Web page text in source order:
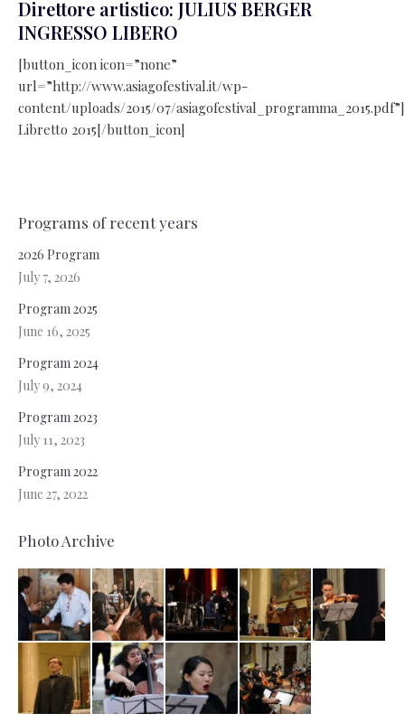
Direttore artistico: JULIUS BERGER
INGRESSO LIBERO
[button_icon icon=”none”
url=”http://www.asiagofestival.it/wp-
content/uploads/2015/07/
Libretto 2015[/button_icon]
Programs of recent years
2026 Program
July 7, 2026
Program 2025
June 16, 2025
Program 2024
July 9, 2024
Program 2023
July 11, 2023
Program 2022
June 27, 2022
Photo Archive